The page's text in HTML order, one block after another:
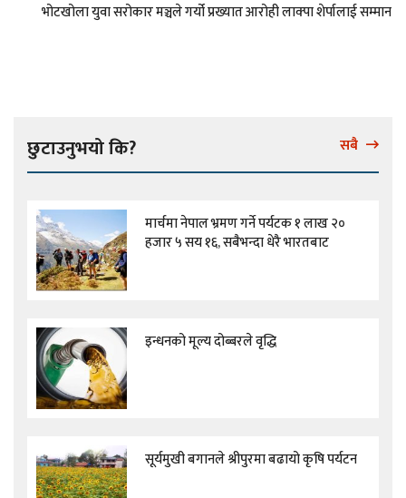
भोटखोला युवा सरोकार मञ्चले गर्यो प्रख्यात आरोही लाक्पा शेर्पालाई सम्मान
छुटाउनुभयो कि? सबै
मार्चमा नेपाल भ्रमण गर्ने पर्यटक १ लाख २०
हजार ५ सय १६, सबैभन्दा धेरै भारतबाट
इन्धनको मूल्य दोब्बरले वृद्धि
सूर्यमुखी बगानले श्रीपुरमा बढायो कृषि पर्यटन